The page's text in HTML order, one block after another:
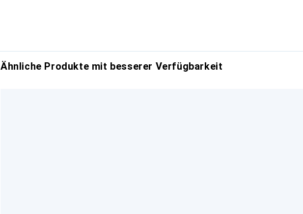
Ähnliche Produkte mit besserer Verfügbarkeit